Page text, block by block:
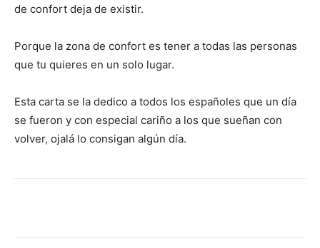
de confort deja de existir.
Porque la zona de confort es tener a todas las personas
que tu quieres en un solo lugar.
Esta carta se la dedico a todos los españoles que un día
se fueron y con especial cariño a los que sueñan con
volver, ojalá lo consigan algún día.